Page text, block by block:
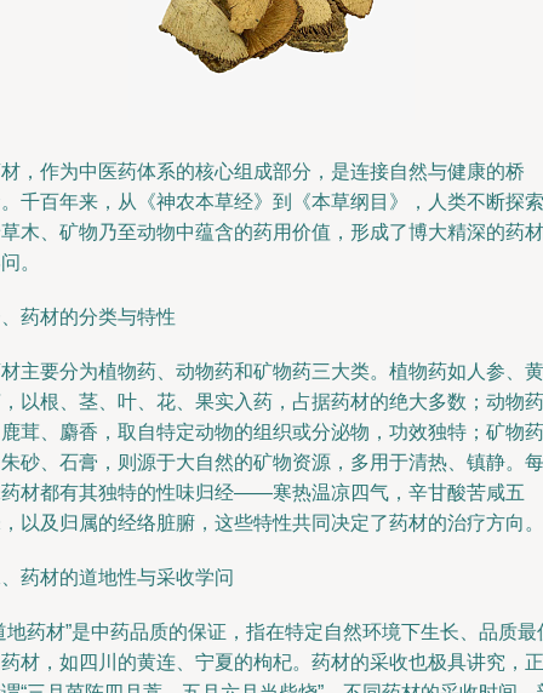
，作为中医药体系的核心组成部分，是连接自然与健康的桥
千百年来，从《神农本草经》到《本草纲目》，人类不断探索
木、矿物乃至动物中蕴含的药用价值，形成了博大精深的药材
。
药材的分类与特性
主要分为植物药、动物药和矿物药三大类。植物药如人参、黄
以根、茎、叶、花、果实入药，占据药材的绝大多数；动物药
茸、麝香，取自特定动物的组织或分泌物，功效独特；矿物药
砂、石膏，则源于大自然的矿物资源，多用于清热、镇静。每
材都有其独特的性味归经——寒热温凉四气，辛甘酸苦咸五
以及归属的经络脏腑，这些特性共同决定了药材的治疗方向。
药材的道地性与采收学问
地药材”是中药品质的保证，指在特定自然环境下生长、品质最
材，如四川的黄连、宁夏的枸杞。药材的采收也极具讲究，正